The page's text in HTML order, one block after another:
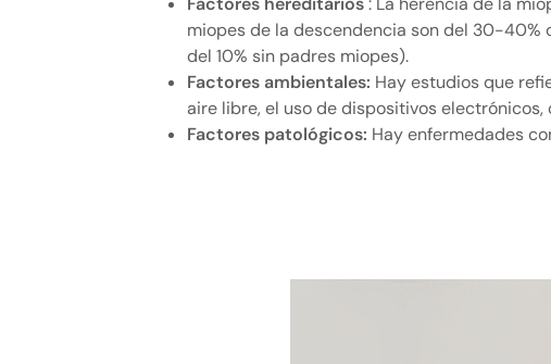
miopes de la descendencia son del 30-40%
del 10% sin padres miopes).
Factores ambientales: Hay estudios que
aire libre, el uso de dispositivos
Factores patológicos: Hay enfermedades